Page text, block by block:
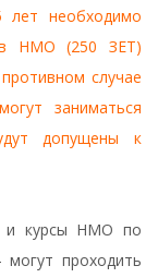
лет необходимо
НМО (250 ЗЕТ)
случае
заниматься
допущены к
и курсы НМО по
проходить